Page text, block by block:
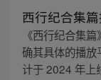
西行纪合集
《西行纪合集
确其具体的播
计于 2024 年上